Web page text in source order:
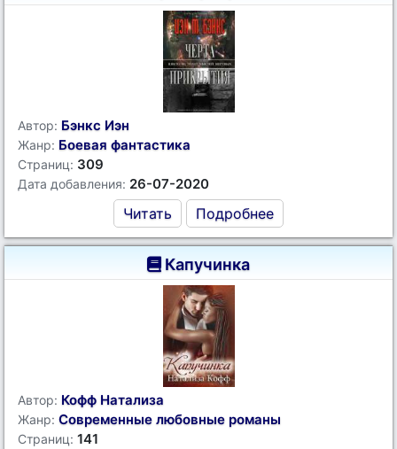
Автор: Бэнкс Иэн
Жанр: Боевая фантастика
Страниц: 309
Дата добавления: 26-07-2020
Читать Подробнее
Капучинка
Автор: Кофф Натализа
Жанр: Современные любовные романы
Страниц: 141